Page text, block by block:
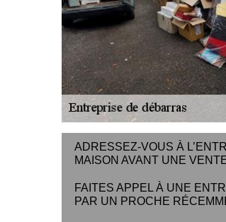
ADRESSEZ-VOUS À
MAISON AVANT UNE
FAITES APPEL À UNE
PAR UN PROCHE